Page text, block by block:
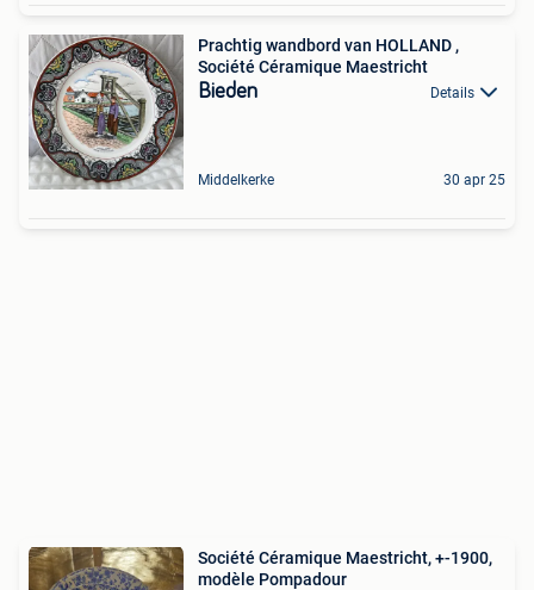
Prachtig wandbord van HOLLAND ,
Société Céramique Maestricht
Bieden Details
Middelkerke 30 apr 25
Société Céramique Maestricht, +-1900,
modèle Pompadour